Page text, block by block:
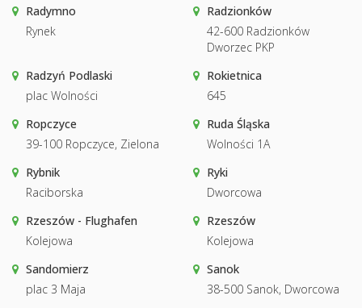
Radymno
Rynek
Radzionków
42-600 Radzionków
Dworzec PKP
Radzyń Podlaski
plac Wolności
Rokietnica
645
Ropczyce
39-100 Ropczyce, Zielona
Ruda Śląska
Wolności 1A
Rybnik
Raciborska
Ryki
Dworcowa
Rzeszów - Flughafen
Kolejowa
Rzeszów
Kolejowa
Sandomierz
plac 3 Maja
Sanok
38-500 Sanok, Dworcowa